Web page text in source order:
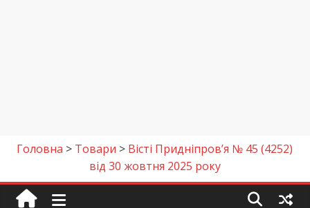
Головна > Товари > Вісті Придніпров’я № 45 (4252)
від 30 жовтня 2025 року